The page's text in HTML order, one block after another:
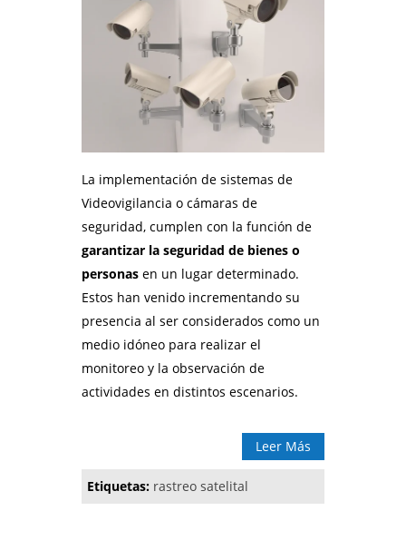
La implementación de sistemas de
Videovigilancia o cámaras de
seguridad, cumplen con la función de
garantizar la seguridad de bienes o
personas en un lugar determinado.
Estos han venido incrementando su
presencia al ser considerados como un
medio idóneo para realizar el
monitoreo y la observación de
actividades en distintos escenarios.
Leer Más
Etiquetas: rastreo satelital